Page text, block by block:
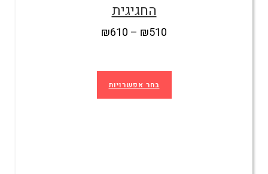
החגיגית
₪510
–
₪610
בחר אפשרויות